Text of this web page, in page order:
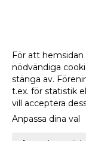
För att hemsidan
nödvändiga
stänga av.
t.ex. för statistik
vill acceptera
Anpassa dina val